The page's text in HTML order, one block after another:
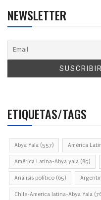
NEWSLETTER
ETIQUETAS/TAGS
Abya Yala (557) América
América Latina-Abya yala (85)
Análisis político (65)
Chile-America latina-Abya Yala